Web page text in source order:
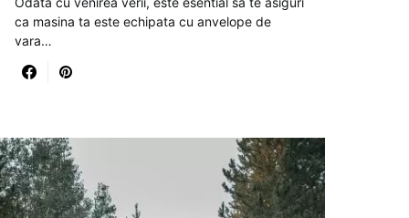
ca masina ta este echipata cu anvelope de
vara…